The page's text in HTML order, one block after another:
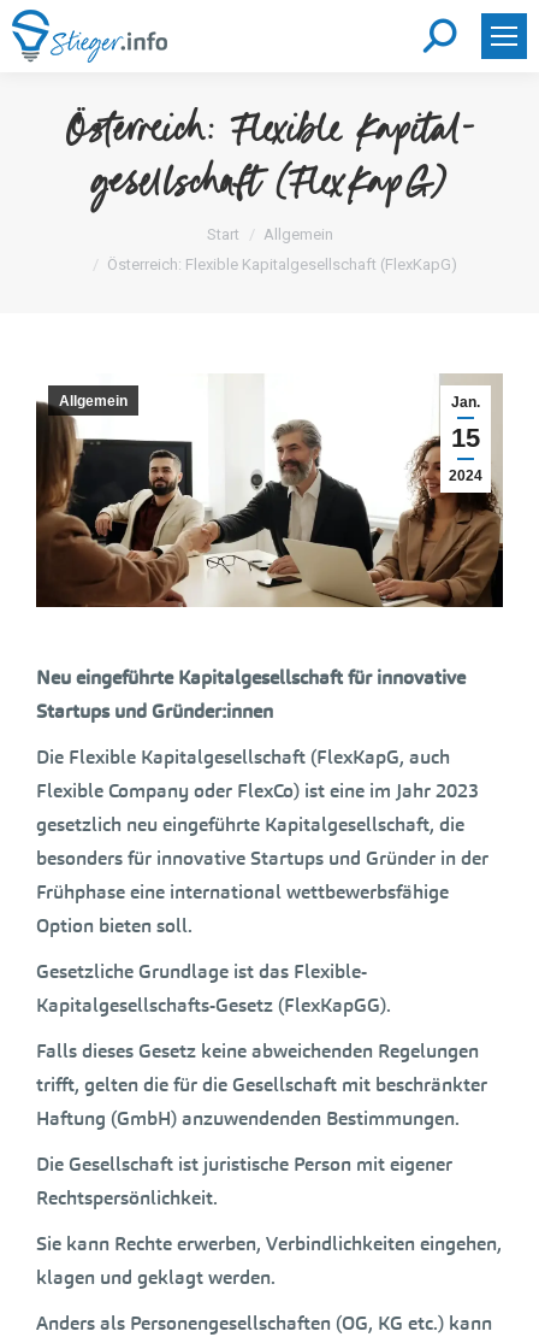
Search:
Österreich: Flexible Kapital­
gesellschaft (FlexKapG)
Sie befinden sich hier:Start
Allgemein
Österreich: Flexible Kapital­gesellschaft (FlexKapG)
Jan.
15
2024
Allgemein
Neu eingeführte Kapitalgesellschaft für innovative
Startups und Gründer:innen
Die Flexible Kapitalgesellschaft (FlexKapG, auch
Flexible Company oder FlexCo) ist eine im Jahr 2023
gesetzlich neu eingeführte Kapitalgesellschaft, die
besonders für innovative Startups und Gründer in der
Frühphase eine international wettbewerbsfähige
Option bieten soll.
Gesetzliche Grundlage ist das Flexible-
Kapitalgesellschafts-Gesetz (FlexKapGG).
Falls dieses Gesetz keine abweichenden Regelungen
trifft, gelten die für die Gesellschaft mit beschränkter
Haftung (GmbH) anzuwendenden Bestimmungen.
Die Gesellschaft ist juristische Person mit eigener
Rechtspersönlichkeit.
Sie kann Rechte erwerben, Verbindlichkeiten eingehen,
klagen und geklagt werden.
Anders als Personengesellschaften (OG, KG etc.) kann